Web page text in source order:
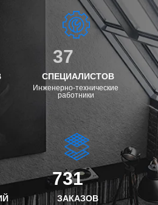
731
ЗАКАЗОВ
37
СПЕЦИАЛИСТОВ
Инженерно-технические
работники